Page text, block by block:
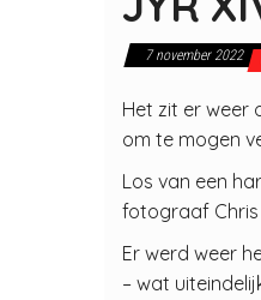
7 november 2022
Het zit er weer
om te mogen
Los van een
fotograaf Chris
Er werd weer
– wat